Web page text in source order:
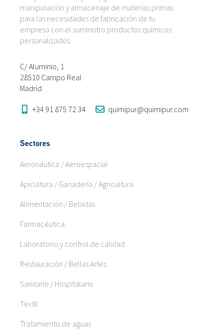
manipulación y almacenaje de materias primas
para las necesidades de fabricación de tu
empresa con el suministro productos químicos
personalizados.
C/ Aluminio, 1
28510 Campo Real
Madrid
+34 91 875 72 34 quimipur@quimipur.com
Sectores
Aeronáutica / Aeroespacial
Apicultura / Ganadería / Agricultura
Alimentación / Bebidas
Farmacéutica
Laboratorio y control de calidad
Restauración / Bellas Artes
Sanitario / Hospitalario
Textil
Tratamiento de aguas